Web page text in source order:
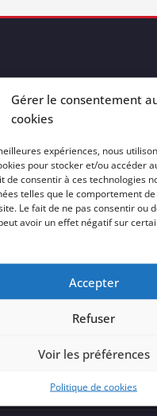
Gérer le consentement
cookies
expériences, nous
pour stocker et/ou accéder
de consentir à ces technologies
telles que le comportement
Le fait de ne pas consentir ou
avoir un effet négatif sur
Accepter
Refuser
Voir les préférences
Politique de cookies
M J V
5
18 19 20
26